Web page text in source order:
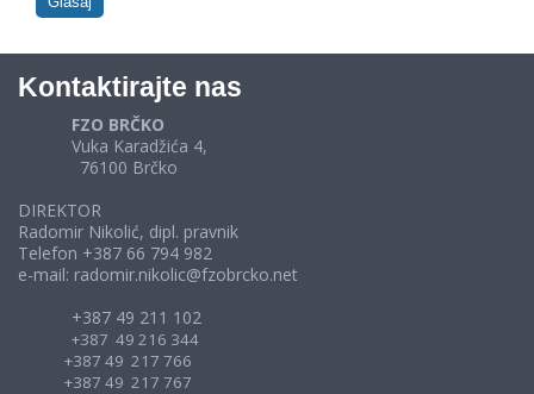
Kontaktirajte nas
FZO BRČKO
Vuka Karadžića 4,
76100 Brčko
DIREKTOR
Radomir Nikolić, dipl. pravnik
Telefon +387 66 794 982
e-mail: radomir.nikolic@fzobrcko.net
+387 49 211 102
+387 49 216 344
+387 49 217 766
+387 49 217 767